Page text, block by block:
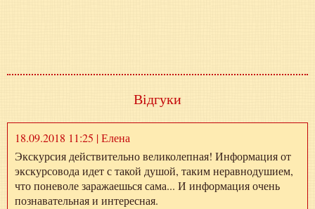
Відгуки
18.09.2018 11:25 | Елена
Экскурсия действительно великолепная! Информация от
экскурсовода идет с такой душой, таким неравнодушием,
что поневоле заражаешься сама... И информация очень
познавательная и интересная.